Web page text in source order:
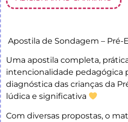
Apostila de Sondagem – Pré-
Uma apostila completa,
intencionalidade pedagógica
diagnóstica das crianças da
lúdica e significativa
Com diversas propostas, o